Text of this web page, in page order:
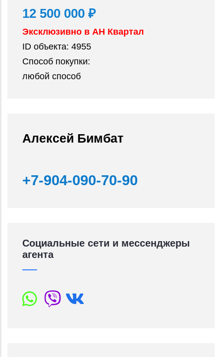
12 500 000 ₽
Эксклюзивно в АН Квартал
ID объекта: 4955
Способ покупки:
любой способ
Алексей Бимбат
+7-904-090-70-90
Социальные сети и мессенджеры
агента